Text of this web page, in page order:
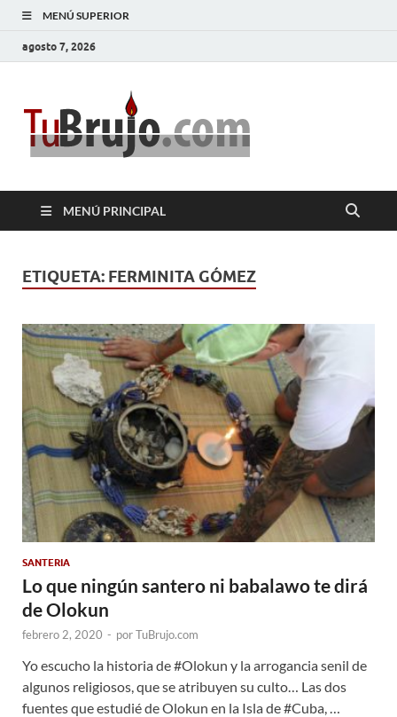
MENÚ SUPERIOR
agosto 7, 2026
MENÚ PRINCIPAL
ETIQUETA: FERMINITA GÓMEZ
SANTERIA
Lo que ningún santero ni babalawo te dirá
de Olokun
febrero 2, 2020 - porTuBrujo.com
Yo escucho la historia de #Olokun y la arrogancia senil de
algunos religiosos, que se atribuyen su culto… Las dos
fuentes que estudié de Olokun en la Isla de #Cuba, …